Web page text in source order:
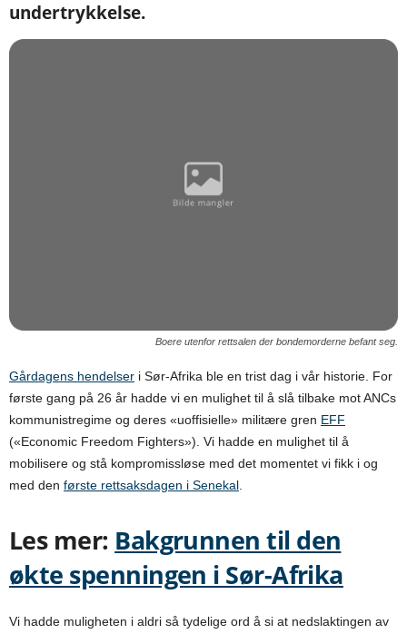
undertrykkelse.
Boere utenfor rettsalen der bondemorderne befant seg.
Gårdagens hendelser i Sør-Afrika ble en trist dag i vår historie. For
første gang på 26 år hadde vi en mulighet til å slå tilbake mot ANCs
kommunistregime og deres «uoffisielle» militære gren EFF
(«Economic Freedom Fighters»). Vi hadde en mulighet til å
mobilisere og stå kompromissløse med det momentet vi fikk i og
med den første rettsaksdagen i Senekal
Les mer: Bakgrunnen til den
økte spenningen i Sør-Afrika
Vi hadde muligheten i aldri så tydelige ord å si at nedslaktingen av